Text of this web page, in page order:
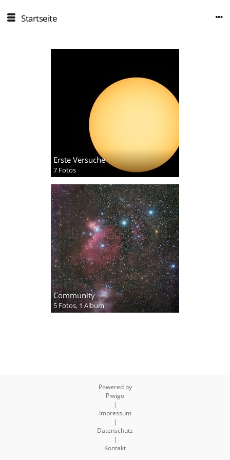
Startseite
Erste Versuche
7 Fotos
Community
5 Fotos, 1 Album
Powered by
Piwigo
|
Impressum
|
Datenschutz
|
Kontakt